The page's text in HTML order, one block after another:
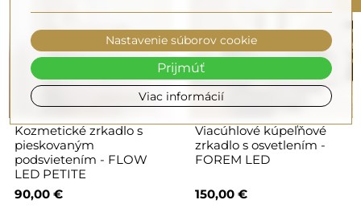
Kozmetické zrkadlo s
pieskovaným
podsvietením - FLOW
LED PETITE
90,00 €
Viacúhlové kúpeľňové
zrkadlo s osvetlením -
FOREM LED
150,00 €
Viac informácií
Nastavenie súborov cookie
Prijmúť